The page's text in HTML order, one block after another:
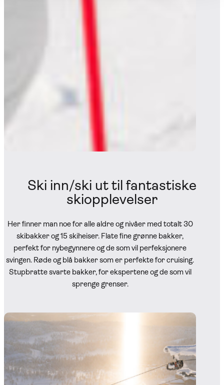
Ski inn/ski ut til fantastiske
skiopplevelser
Her finner man noe for alle aldre og nivåer med totalt 30
skibakker og 15 skiheiser. Flate fine grønne bakker,
perfekt for nybegynnere og de som vil perfeksjonere
svingen. Røde og blå bakker som er perfekte for cruising.
Stupbratte svarte bakker, for ekspertene og de som vil
sprenge grenser.